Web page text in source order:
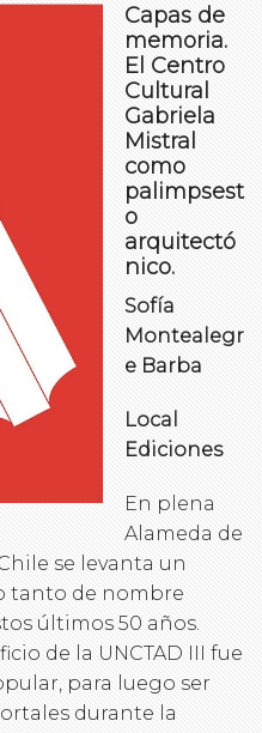
Capas de
memoria.
El Centro
Cultural
Gabriela
Mistral
como
palimpsest
o
arquitectó
nico.
Sofía
Montealegr
e Barba
Local
Ediciones
En plena
Alameda de
se levanta un
tanto de nombre
últimos 50 años.
de la UNCTAD III fue
para luego ser
durante la